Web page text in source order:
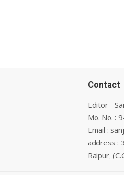
Contact
Editor -
Mo. No. :
Email :
address :
Raipur,